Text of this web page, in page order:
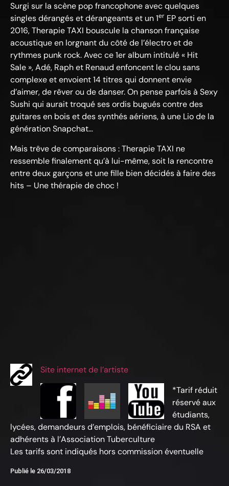
Surgi sur la scène pop francophone avec quelques
singles dérangés et dérangeants et un 1er EP sorti en
2016, Therapie TAXI bouscule la chanson française
acoustique en lorgnant du côté de l’électro et de
rythmes punk rock. Avec ce 1er album intitulé « Hit
Sale », Adé, Raph et Renaud enfoncent le clou sans
complexe et envoient 14 titres qui donnent envie
d’aimer, de rêver ou de danser. On pense parfois à Sexy
Sushi qui aurait troqué ses ordis bugués contre des
guitares en bois et des synthés aériens, à une Lio de la
génération Snapchat…
Mais trêve de comparaisons : Therapie TAXI ne
ressemble finalement qu’à lui-même, soit la rencontre
entre deux garçons et une fille bien décidés à faire des
hits – Une thérapie de choc !
Site internet de l’artiste
*Tarif réduit
réservé aux
étudiants,
lycées, demandeurs d’emplois, bénéficiaire du RSA et
adhérents à l’Association Tuberculture
Les tarifs sont indiqués hors commission éventuelle
Publié le 26/03/2018